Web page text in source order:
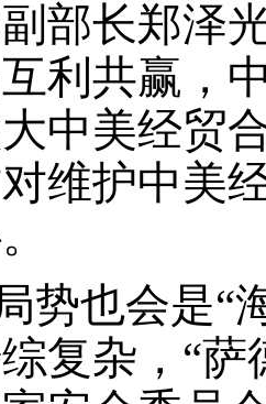
部长郑泽
利共赢，
中美经贸
维护中美
势也会是“
复杂，“